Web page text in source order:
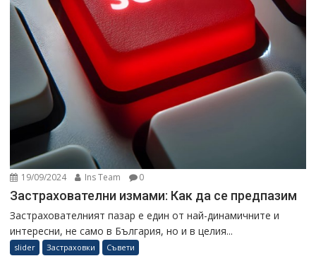
19/09/2024 Ins Team 0
Застрахователни измами: Как да се предпазим
Застрахователният пазар е един от най-динамичните и
интересни, не само в България, но и в целия...
slider Застраховки Съвети